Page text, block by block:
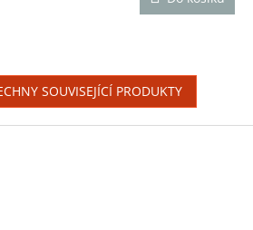
SOUVISEJÍCÍ PRODUKTY